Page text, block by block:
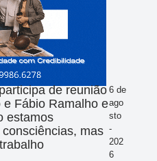
de reunião
Fábio Ramalho e
estamos
mas
6 de
ago
sto
-
202
6